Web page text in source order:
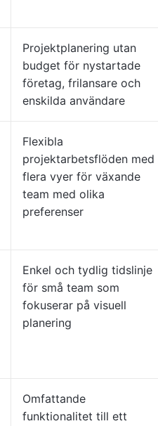
Projektplanering utan
budget för nystartade
företag, frilansare och
enskilda användare
Flexibla
projektarbetsflöden med
flera vyer för växande
team med olika
preferenser
Enkel och tydlig tidslinje
för små team som
fokuserar på visuell
planering
Omfattande
funktionalitet till ett